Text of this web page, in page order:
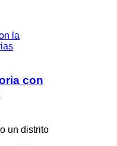
con
un distrito